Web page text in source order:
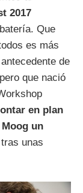
2017
Que
es más
de
que nació
en plan
un
unas